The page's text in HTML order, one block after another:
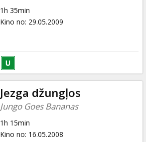
1h 35min
Kino no: 29.05.2009
Jezga džungļos
Jungo Goes Bananas
1h 15min
Kino no: 16.05.2008